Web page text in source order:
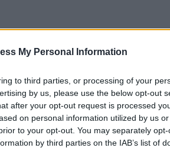
My Personal Information
to third parties, or processing of your
by us, please use the below opt-out
after your opt-out request is processed
on personal information utilized by us
to your opt-out. You may separately
by third parties on the IAB’s list of
Top 5 amenințări în
să devii temut cu